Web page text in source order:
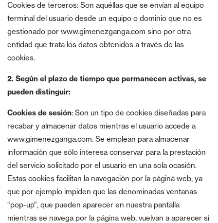
Cookies de terceros: Son aquéllas que se envían al equipo
terminal del usuario desde un equipo o dominio que no es
gestionado por www.gimenezganga.com sino por otra
entidad que trata los datos obtenidos a través de las
cookies.
2. Según el plazo de tiempo que permanecen activas, se
pueden distinguir:
Cookies de sesión: Son un tipo de cookies diseñadas para
recabar y almacenar datos mientras el usuario accede a
www.gimenezganga.com. Se emplean para almacenar
información que sólo interesa conservar para la prestación
del servicio solicitado por el usuario en una sola ocasión.
Estas cookies facilitan la navegación por la página web, ya
que por ejemplo impiden que las denominadas ventanas
“pop-up”, que pueden aparecer en nuestra pantalla
mientras se navega por la página web, vuelvan a aparecer si